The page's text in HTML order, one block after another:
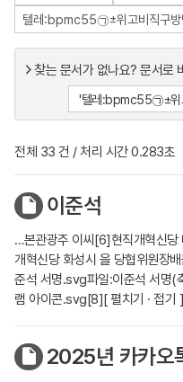
찾는 문서가 없나요? 문서로
'텔레:bpmc55㉠±위
전체 33 건 / 처리 시간 0.283초
이준석
…본관광주 이씨[6]현직개혁신당
개혁신당 화성시 을 당협위원장
준석 서명.svg파일:이준석 서
램 아이콘.svg[8][ 펼치기 · 접
2025년 카카오